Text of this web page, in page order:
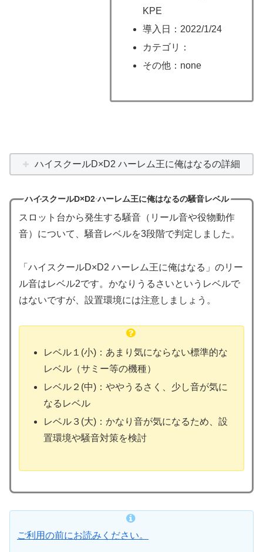
KPE
導入日：2022/1/24
カテゴリ：
その他：none
ハイスクールD×D2 ハーレム王に俺はなるの詳細
ハイスクールD×D2 ハーレム王に俺はなるの騒音レベル
スロット台から発生する騒音（リール音や役物動作
音）について、騒音レベルを3段階で判定しました。
「ハイスクールD×D2 ハーレム王に俺はなる」のリー
ル音はレベル2です。かなりうるさいというレベルで
はないですが、設置環境には注意しましょう。
レベル１(小)：あまり気にならない標準的な
レベル（サミー等の機種）
レベル２(中)：ややうるさく、少し音が気に
なるレベル
レベル３(大)：かなり音が気になるため、設
置環境や騒音対策を検討
ご利用の前にお読みください。